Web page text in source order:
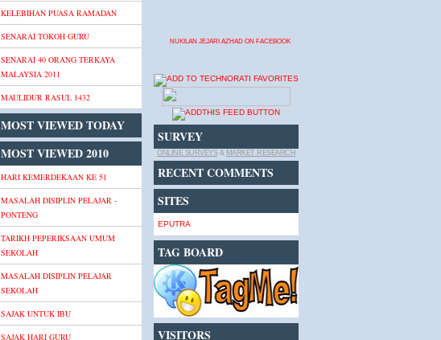
KELEBIHAN PUASA RAMADAN
SENARAI TOKOH GURU
SENARAI 40 ORANG TERKAYA
MALAYSIA 2011
MAULIDUR RASUL 1432
MOST VIEWED TODAY
MOST VIEWED 2010
HARI KEMERDEKAAN KE 51
MASALAH DISIPLIN PELAJAR -
PONTENG
TARIKH PEPERIKSAAN UMUM
SEKOLAH
MASALAH DISIPLIN PELAJAR
SEKOLAH
SAJAK UNTUK IBU
SAJAK HARI GURU
NUKILAN JEJARI AZHAD ON FACEBOOK
SURVEY
ONLINE SURVEYS& MARKET RESEARCH
RECENT COMMENTS
SITES
EPUTRA
TAG BOARD
VISITORS